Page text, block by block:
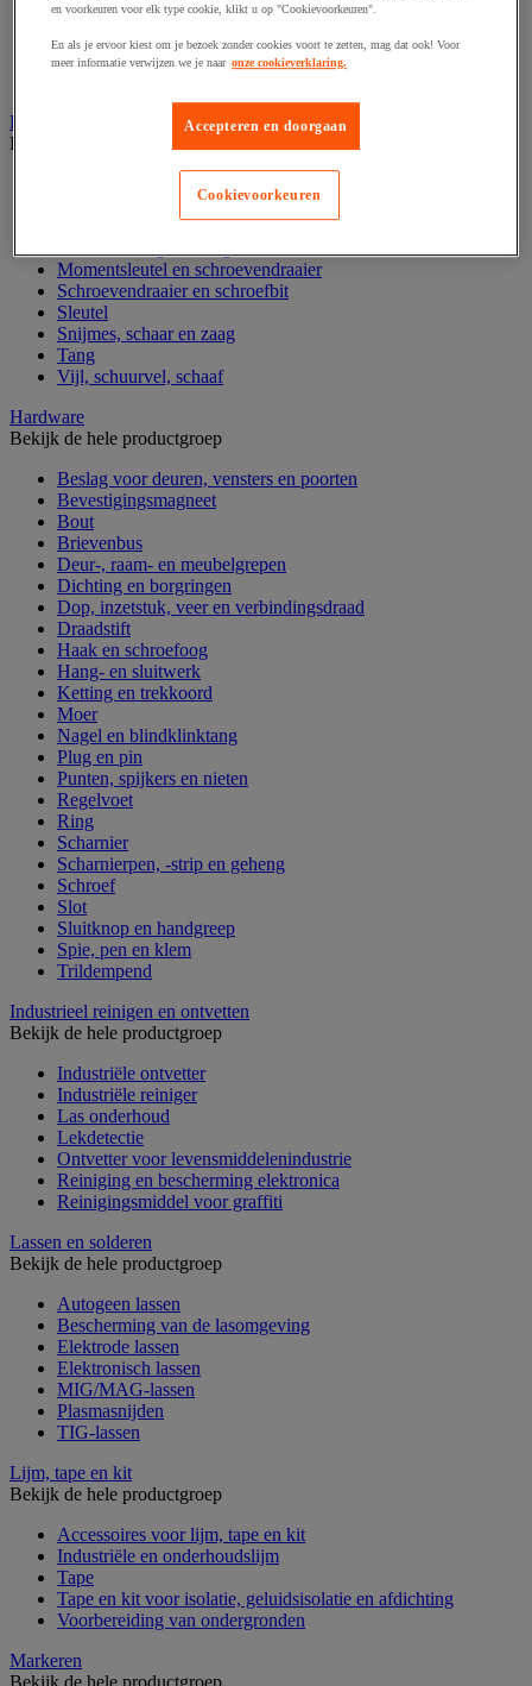
Assortimentsdoos en gereedschapkoffer
Gereedschapskist en opbergtas
Gereedschapskoffer en versterkte kist
Handgereedschap
Bekijk de hele productgroep
Gereedschapsset
Momentsleutel en schroevendraaier
Schroevendraaier en schroefbit
Sleutel
Snijmes, schaar en zaag
Tang
Vijl, schuurvel, schaaf
Hardware
Bekijk de hele productgroep
Beslag voor deuren, vensters en poorten
Bevestigingsmagneet
Bout
Brievenbus
Deur-, raam- en meubelgrepen
Dichting en borgringen
Dop, inzetstuk, veer en verbindingsdraad
Draadstift
Haak en schroefoog
Hang- en sluitwerk
Ketting en trekkoord
Moer
Nagel en blindklinktang
Plug en pin
Punten, spijkers en nieten
Regelvoet
Ring
Scharnier
Scharnierpen, -strip en geheng
Schroef
Slot
Sluitknop en handgreep
Spie, pen en klem
Trildempend
Industrieel reinigen en ontvetten
Bekijk de hele productgroep
Industriële ontvetter
Industriële reiniger
Las onderhoud
Lekdetectie
Ontvetter voor levensmiddelenindustrie
Reiniging en bescherming elektronica
Reinigingsmiddel voor graffiti
Lassen en solderen
Bekijk de hele productgroep
Autogeen lassen
Bescherming van de lasomgeving
Elektrode lassen
Elektronisch lassen
MIG/MAG-lassen
Plasmasnijden
TIG-lassen
Lijm, tape en kit
Bekijk de hele productgroep
Accessoires voor lijm, tape en kit
Industriële en onderhoudslijm
Tape
Tape en kit voor isolatie, geluidsisolatie en afdichting
Voorbereiding van ondergronden
Markeren
Bekijk de hele productgroep
en voorkeuren voor elk type cookie, klikt u op "Cookievoorkeuren".
En als je ervoor kiest om je bezoek zonder cookies voort te zetten, mag dat ook! Voor
meer informatie verwijzen we je naar onze cookieverklaring.
Accepteren en doorgaan
Cookievoorkeuren